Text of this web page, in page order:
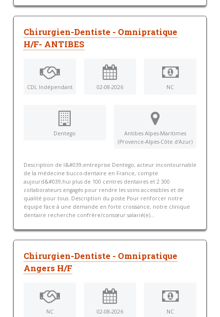
Chirurgien-Dentiste - Omnipratique
H/F- ANTIBES
CDI, Indépendant 02-08-2026 NC
Dentego
Antibes Alpes-Maritimes
(Provence-Alpes-Côte d'Azur)
Description de l&#039;entreprise Dentego, acteur incontournable
de la médecine bucco-dentaire en France, compte
aujourd&#039;hui plus de 100 centres dentaires et 2 300
collaborateurs engagés pour rendre les soins accessibles et de
qualité pour tous. Description du poste Pour renforcer notre
équipe face à une demande en forte croissance, notre clinique
dentaire recherche confrère/consœur salarié(e)...
Chirurgien-Dentiste - Omnipratique
Angers H/F
NC 02-08-2026 NC